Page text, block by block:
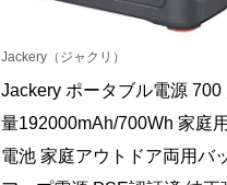
Jackery（ジャクリ）
Jackery ポータブル電源 700
量192000mAh/700Wh 家庭
電池 家庭アウトドア両用バ